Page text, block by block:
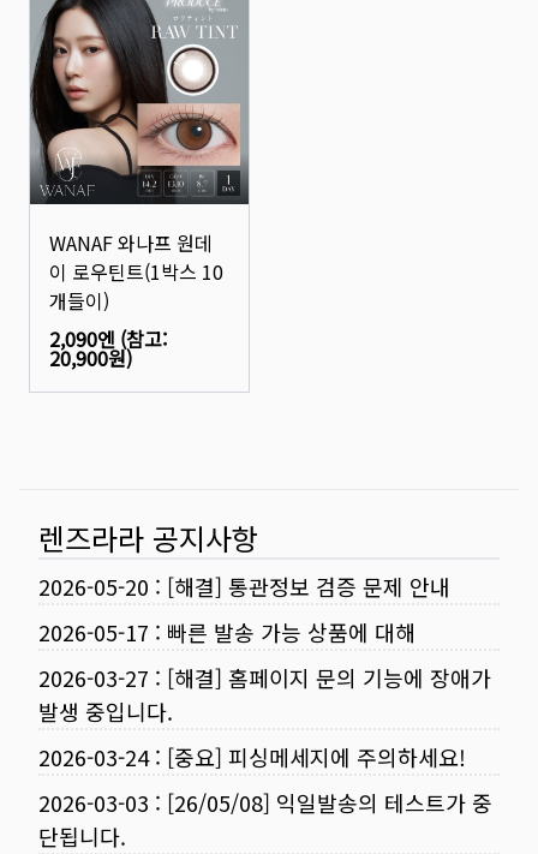
WANAF 와나프 원데
이 로우틴트(1박스 10
개들이)
2,090엔 (참고:
20,900원)
렌즈라라 공지사항
2026-05-20 : [해결] 통관정보 검증 문제 안내
2026-05-17 : 빠른 발송 가능 상품에 대해
2026-03-27 : [해결] 홈페이지 문의 기능에 장애가
발생 중입니다.
2026-03-24: [중요] 피싱메세지에 주의하세요!
2026-03-03 : [26/05/08] 익일발송의 테스트가 중
단됩니다.